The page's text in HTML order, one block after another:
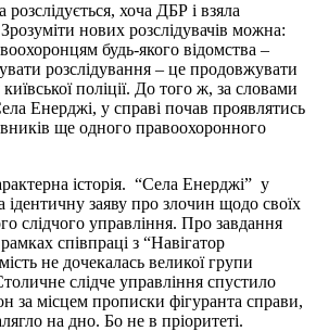
хоча ДБР і взяла
нових розслідувачів можна:
будь-якого відомства –
розслідування – це продовжувати
поліції. До того ж, за словами
Енерджі, у справі почав проявлятись
ще одного правоохоронного
історія. “Села Енерджі” у
ідентичну заяву про злочин щодо своїх
слідчого управління. Про завдання
співпраці з “Навігатор
не дочекалась великої групи
слідче управління спустило
за місцем прописки фігуранта справи,
на дно. Бо не в пріоритеті.